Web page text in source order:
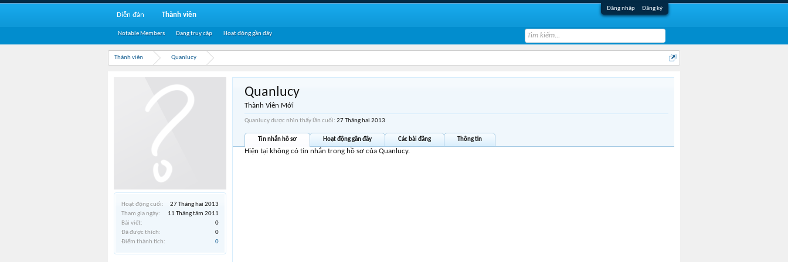
Đăng nhập Đăng ký
Thành viên Quanlucy
Hoạt động cuối:
27 Tháng hai 2013
Tham gia ngày:
11 Tháng tám 2011
Bài viết:
0
Đã được thích:
0
Điểm thành tích:
0
Quanlucy
Thành Viên Mới
Quanlucy được nhìn thấy lần cuối: 27 Tháng hai 2013
Tin nhắn hồ sơ Hoạt động gần đây Các bài đăng Thông tin
Hiện tại không có tin nhắn trong hồ sơ của Quanlucy.
Diễn đàn Thành viên
Notable Members Đang truy cập Hoạt động gần đây